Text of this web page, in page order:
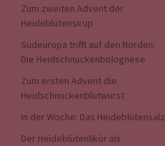
Zum zweiten Advent der
Heideblütensirup
Südeuropa trifft auf den Norden:
Die Heidschnuckenbolognese
Zum ersten Advent die
Heidschnuckenblutwurst
In der Woche: Das Heideblütensalz
Der Heideblütenlikör als